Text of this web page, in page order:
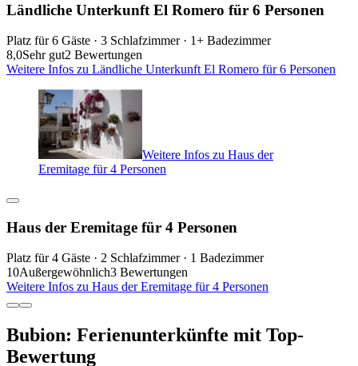
Ländliche Unterkunft El Romero für 6 Personen
Platz für 6 Gäste · 3 Schlafzimmer · 1+ Badezimmer
8,0Sehr gut2 Bewertungen
Weitere Infos zu Ländliche Unterkunft El Romero für 6 Personen
Weitere Infos zu Haus der
Eremitage für 4 Personen
Haus der Eremitage für 4 Personen
Platz für 4 Gäste · 2 Schlafzimmer · 1 Badezimmer
10Außergewöhnlich3 Bewertungen
Weitere Infos zu Haus der Eremitage für 4 Personen
Bubion: Ferienunterkünfte mit Top-
Bewertung